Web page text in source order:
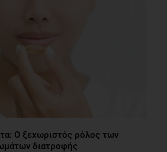
Ο ξεχωριστός ρόλος των
διατροφής